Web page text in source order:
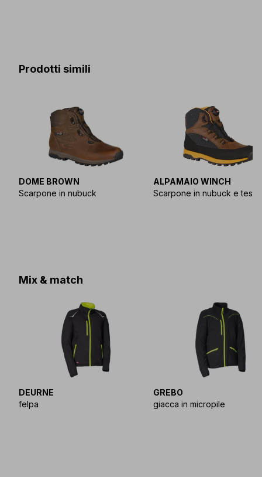
Prodotti simili
DOME BROWN
Scarpone in nubuck
ALPAMAIO WINCH
Scarpone in nubuck e
Mix & match
DEURNE
felpa
GREBO
giacca in micropile